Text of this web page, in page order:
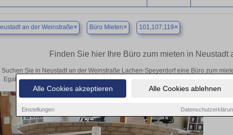
Alle Cookies akzeptieren Alle Cookies ablehnen
Einstellungen
an der Weinstraße× Büro Mieten× 101,107,119×
Finden Sie hier Ihre Büro zum mieten in
Suchen Sie in Neustadt an der Weinstraße Lachen-Speyerdorf eine Büro zum
Egal, ob als Kapitalanlage oder zur Vermietung – hier finden Sie Ihre Immobilie
Büro in